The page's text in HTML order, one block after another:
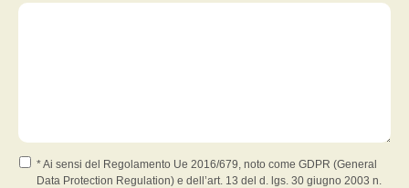
* Ai sensi del Regolamento Ue 2016/679, noto come GDPR (General
Data Protection Regulation) e dell’art. 13 del d. lgs. 30 giugno 2003 n.